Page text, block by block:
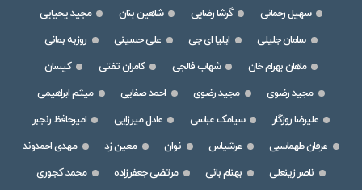
سهیل رحمانی
گرشا رضایی شاهین بنان
مجید یحیایی
سامان جلیلی
ایلیا ای جی علی حسینی
روزبه بمانی
ماهان بهرام خان
شهاب فالجی کامران تفتی
کیسان
مجید رضوی
مجید رضوی احمد صفایی
میثم ابراهیمی
علیرضا روزگار
سیامک عباسی عادل میرزایی
امیرحافظ رنجبر
عرفان طهماسبی
عرشیاس نوان معین زد
مهدی احمدوند
ناصر زینعلی
بهنام بانی مرتضی جعفرزاده
محمد کجوری